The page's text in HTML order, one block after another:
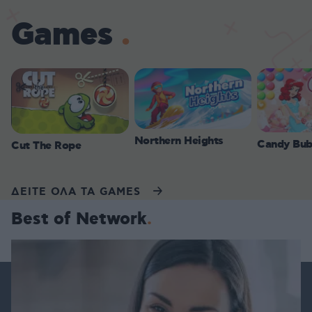
Games
Cut The Rope Northern Heights Candy
ΔΕΙΤΕ ΟΛΑ ΤΑ GAMES
Best of Network